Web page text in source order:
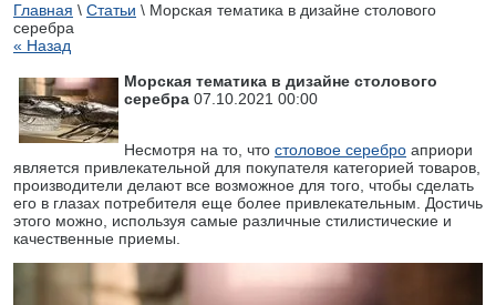
Главная \ Статьи \ Морская тематика в дизайне столового
серебра
« Назад
Морская тематика в дизайне столового
серебра 07.10.2021 00:00
Несмотря на то, что столовое серебро априори
является привлекательной для покупателя категорией товаров,
производители делают все возможное для того, чтобы сделать
его в глазах потребителя еще более привлекательным. Достичь
этого можно, используя самые различные стилистические и
качественные приемы.